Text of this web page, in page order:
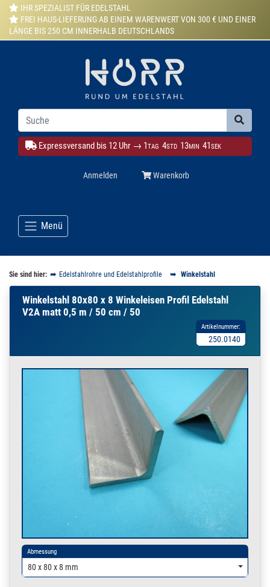
IHR SPEZIALIST FÜR EDELSTAHL
FREI HAUS-LIEFERUNG AB EINEM WARENWERT VON 300 € UND EINER
LÄNGE BIS 250 CM INNERHALB DEUTSCHLANDS
Expressversand bis 12 Uhr → 1TAG 4STD 13MIN 40SEK
Anmelden Warenkorb
Menü
Sie sind hier: Edelstahlrohre und Edelstahlprofile Winkelstahl
Winkelstahl 80x80 x 8 Winkeleisen Profil Edelstahl
V2A matt 0,5 m / 50 cm / 50
Artikelnummer:
250.0140
Abmessung
80 x 80 x 8 mm